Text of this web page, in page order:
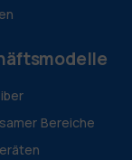
Bereiche